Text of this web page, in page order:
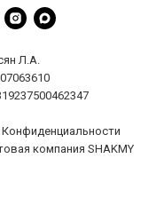
Л.А.
компания SHAKMY